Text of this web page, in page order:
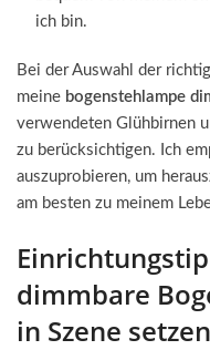
ich bin.
Bei der Auswahl der
meine bogenstehlampe
verwendeten Glühbirnen
zu berücksichtigen. Ich
auszuprobieren, um
am besten zu meinem
dimmbare
in Szene setzen